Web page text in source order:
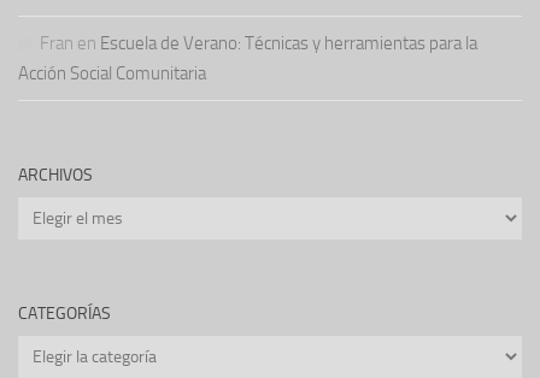
Fran en Escuela de Verano: Técnicas y herramientas para la
Acción Social Comunitaria
ARCHIVOS
Archivos
CATEGORÍAS
Categorías